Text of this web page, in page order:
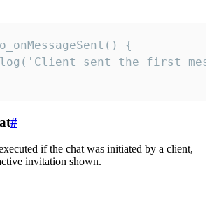
{
sent the first
#
if the chat was initiated by a client,
invitation shown.